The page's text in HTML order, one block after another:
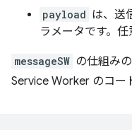
payload は、送
ラメータです。任
messageSW の仕組み
Service Worker のコー